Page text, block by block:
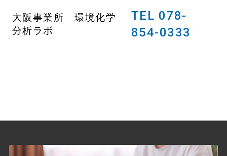
大阪事業所 環境化学
分析ラボ
TEL 078-
854-0333